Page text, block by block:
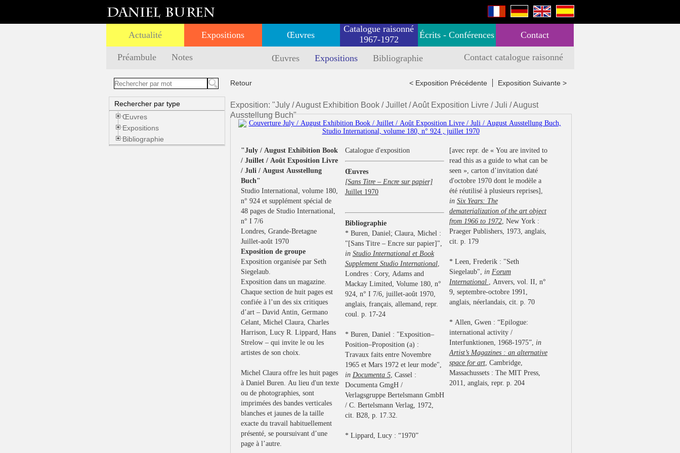
Actualité Expositions Œuvres
Catalogue raisonné
1967-1972
Écrits - Conférences Contact
Préambule Notes Œuvres Expositions Bibliographie Contact catalogue raisonné
Rechercher par type
Œuvres
Expositions
Bibliographie
Retour < Exposition Précédente Exposition Suivante >
Exposition: "July / August Exhibition Book / Juillet / Août Exposition Livre / Juli / August
Ausstellung Buch"
"July / August Exhibition Book
/ Juillet / Août Exposition Livre
/ Juli / August Ausstellung
Buch"
Studio International, volume 180,
n° 924 et supplément spécial de
48 pages de Studio International,
n° I 7/6
Londres, Grande-Bretagne
Juillet-août 1970
Exposition de groupe
Exposition organisée par Seth
Siegelaub.
Exposition dans un magazine.
Chaque section de huit pages est
confiée à l’un des six critiques
d’art – David Antin, Germano
Celant, Michel Claura, Charles
Harrison, Lucy R. Lippard, Hans
Strelow – qui invite le ou les
artistes de son choix.
Michel Claura offre les huit pages
à Daniel Buren. Au lieu d'un texte
ou de photographies, sont
imprimées des bandes verticales
blanches et jaunes de la taille
exacte du travail habituellement
présenté, se poursuivant d’une
page à l’autre.
Catalogue d'exposition
Œuvres
[Sans Titre – Encre sur papier]
Juillet 1970
Bibliographie
* Buren, Daniel; Claura, Michel :
"[Sans Titre – Encre sur papier]",
in Studio International et Book
Supplement Studio International,
Londres : Cory, Adams and
Mackay Limited, Volume 180, n°
924, n° I 7/6, juillet-août 1970,
anglais, français, allemand, repr.
coul. p. 17-24
* Buren, Daniel : "Exposition–
Position–Proposition (a) :
Travaux faits entre Novembre
1965 et Mars 1972 et leur mode",
in Documenta 5, Cassel :
Documenta GmgH /
Verlagsgruppe Bertelsmann GmbH
/ C. Bertelsmann Verlag, 1972,
cit. B28, p. 17.32.
* Lippard, Lucy : “1970”
[avec repr. de « You are invited to
read this as a guide to what can be
seen », carton d’invitation daté
d'octobre 1970 dont le modèle a
été réutilisé à plusieurs reprises],
in Six Years: The
dematerialization of the art object
from 1966 to 1972, New York :
Praeger Publishers, 1973, anglais,
cit. p. 179
* Leen, Frederik : "Seth
Siegelaub", in Forum
International , Anvers, vol. II, n°
9, septembre-octobre 1991,
anglais, néerlandais, cit. p. 70
* Allen, Gwen : “Epilogue:
international activity /
Interfunktionen, 1968-1975”, in
Artist’s Magazines : an alternative
space for art, Cambridge,
Massachussets : The MIT Press,
2011, anglais, repr. p. 204